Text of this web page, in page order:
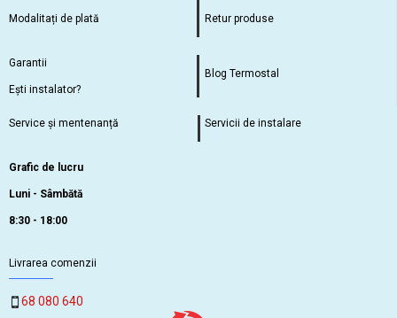
Modalitați de plată Retur produse
Garantii
Ești instalator?
Blog Termostal
Service și mentenanță Servicii de instalare
Grafic de lucru
Luni - Sâmbătă
8:30 - 18:00
Livrarea comenzii
68 080 640